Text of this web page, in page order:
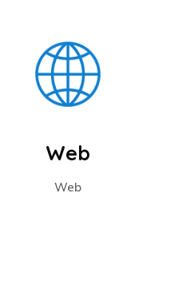
Web
Web